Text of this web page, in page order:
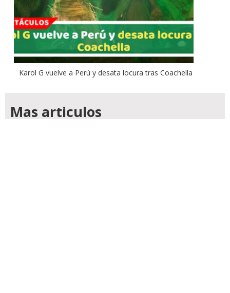
Karol G vuelve a Perú y desata locura tras Coachella
Mas articulos